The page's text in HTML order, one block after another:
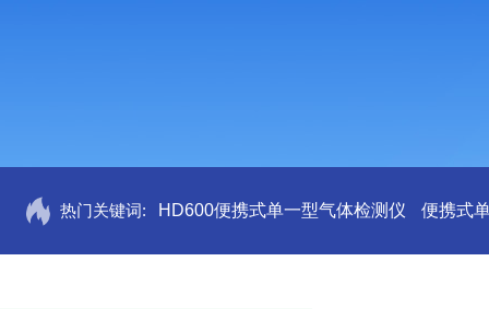
热门关键词: HD600便携式单一型气体检测仪 便携式